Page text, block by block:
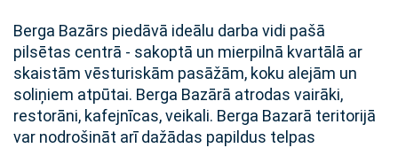
Berga Bazārs piedāvā ideālu darba vidi pašā
pilsētas centrā - sakoptā un mierpilnā kvartālā ar
skaistām vēsturiskām pasāžām, koku alejām un
soliņiem atpūtai. Berga Bazārā atrodas vairāki,
restorāni, kafejnīcas, veikali. Berga Bazarā teritorijā
var nodrošināt arī dažādas papildus telpas